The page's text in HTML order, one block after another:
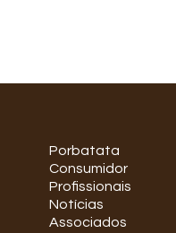
Porbatata
Consumidor
Profissionais
Notícias
Associados